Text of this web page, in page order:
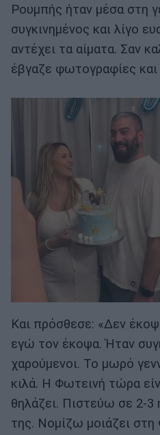
Ρουμπής ήταν μέσα στη
συγκινημένος και λίγο
αντέχει τα αίματα. Σαν
έβγαζε φωτογραφίες και
Και πρόσθεσε: «Δεν
εγώ τον έκοψα. Ήταν
χαρούμενοι. Το μωρό
κιλά. Η Φωτεινή τώρα
θηλάζει. Πιστεύω σε 2-3
της. Νομίζω μοιάζει